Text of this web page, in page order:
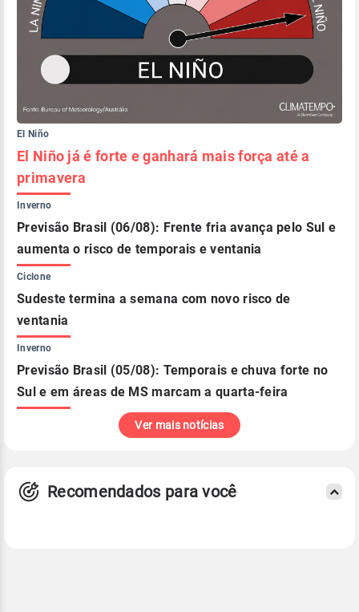
El Niño
El Niño já é forte e ganhará mais força até a
primavera
Inverno
Previsão Brasil (06/08): Frente fria avança pelo Sul e
aumenta o risco de temporais e ventania
Ciclone
Sudeste termina a semana com novo risco de
ventania
Inverno
Previsão Brasil (05/08): Temporais e chuva forte no
Sul e em áreas de MS marcam a quarta-feira
Ver mais notícias
Recomendados para você